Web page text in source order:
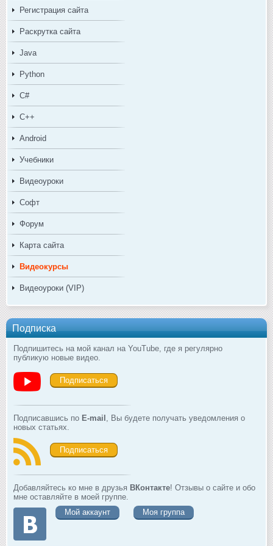
Регистрация сайта
Раскрутка сайта
Java
Python
C#
C++
Android
Учебники
Видеоуроки
Софт
Форум
Карта сайта
Видеокурсы
Видеоуроки (VIP)
Подписка
Подпишитесь на мой канал на YouTube, где я регулярно
публикую новые видео.
Подписаться
Подписавшись по E-mail , Вы будете получать уведомления о
новых статьях.
Подписаться
Добавляйтесь ко мне в друзья ВКонтакте! Отзывы о сайте и обо
мне оставляйте в моей группе.
Мой аккаунт
Моя группа